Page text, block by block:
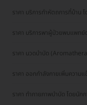
ราคา บริการทำหัตถการที่บ้าน
ราคา บริการพาผู้ป่วยพบแพทย์
ราคา นวดบำบัด
ราคา ออกกำลังกายเพิ่มความ
ราคา ทำกายภาพบำบัด โดยนั